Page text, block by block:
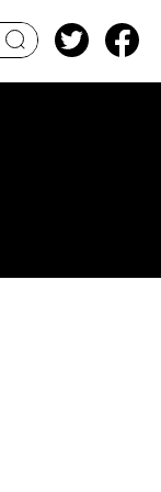
search